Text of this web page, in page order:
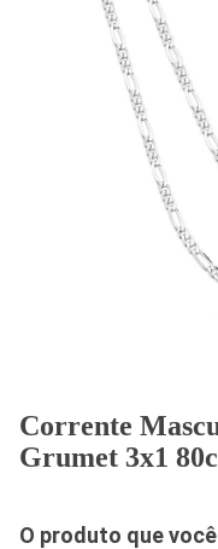
Corrente
Grumet 3x1
O produto que